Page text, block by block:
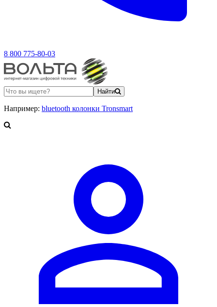
8 800 775-80-03
Найти
Например: bluetooth колонки Tronsmart